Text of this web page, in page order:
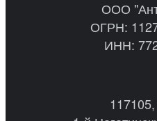
ООО
ОГРН:
ИНН: